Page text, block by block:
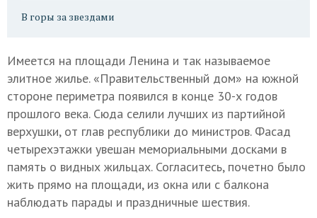
В горы за звездами
Имеется на площади Ленина и так называемое
элитное жилье. «Правительственный дом» на южной
стороне периметра появился в конце 30-х годов
прошлого века. Сюда селили лучших из партийной
верхушки, от глав республики до министров. Фасад
четырехэтажки увешан мемориальными досками в
память о видных жильцах. Согласитесь, почетно было
жить прямо на площади, из окна или с балкона
наблюдать парады и праздничные шествия.